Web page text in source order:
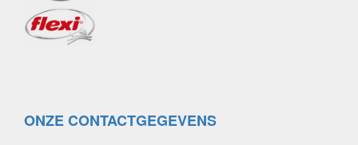
ONZE CONTACTGEGEVENS